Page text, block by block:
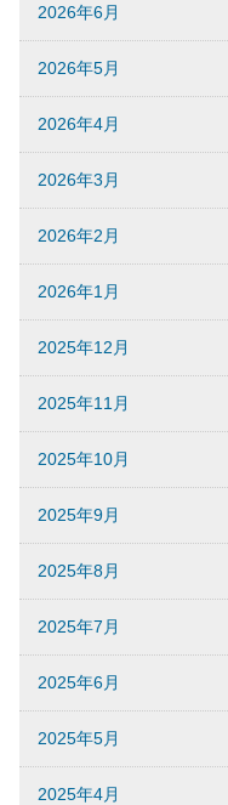
2026年6月
2026年5月
2026年4月
2026年3月
2026年2月
2026年1月
2025年12月
2025年11月
2025年10月
2025年9月
2025年8月
2025年7月
2025年6月
2025年5月
2025年4月